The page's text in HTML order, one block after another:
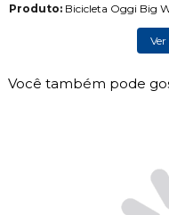
Produto:Bicicleta Oggi Big
Você também pode